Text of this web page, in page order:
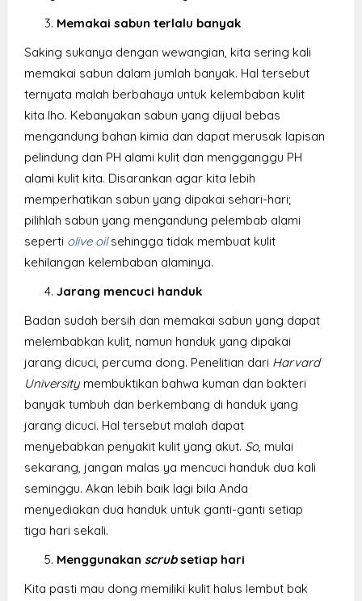
Memakai sabun terlalu banyak
Saking sukanya dengan wewangian, kita sering kali
memakai sabun dalam jumlah banyak. Hal tersebut
ternyata malah berbahaya untuk kelembaban kulit
kita lho. Kebanyakan sabun yang dijual bebas
mengandung bahan kimia dan dapat merusak lapisan
pelindung dan PH alami kulit dan mengganggu PH
alami kulit kita. Disarankan agar kita lebih
memperhatikan sabun yang dipakai sehari-hari;
pilihlah sabun yang mengandung pelembab alami
seperti olive oilsehingga tidak membuat kulit
kehilangan kelembaban alaminya.
Jarang mencuci handuk
Badan sudah bersih dan memakai sabun yang dapat
melembabkan kulit, namun handuk yang dipakai
jarang dicuci, percuma dong. Penelitian dari Harvard
Universitymembuktikan bahwa kuman dan bakteri
banyak tumbuh dan berkembang di handuk yang
jarang dicuci. Hal tersebut malah dapat
menyebabkan penyakit kulit yang akut. So, mulai
sekarang, jangan malas ya mencuci handuk dua kali
seminggu. Akan lebih baik lagi bila Anda
menyediakan dua handuk untuk ganti-ganti setiap
tiga hari sekali.
Menggunakan scrubsetiap hari
Kita pasti mau dong memiliki kulit halus lembut bak